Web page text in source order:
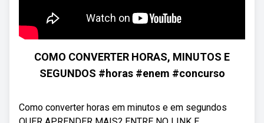
COMO CONVERTER HORAS, MINUTOS E
SEGUNDOS #horas #enem #concurso
Como converter horas em minutos e em segundos